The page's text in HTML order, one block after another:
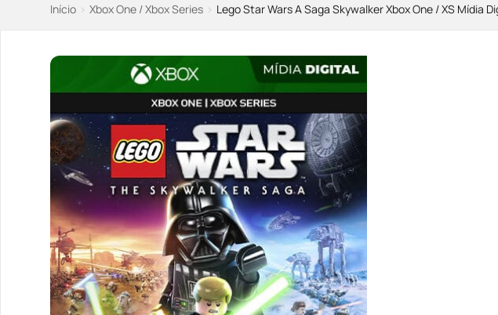
Início › Xbox One / Xbox Series › Lego Star Wars A Saga Skywalker Xbox One / XS Mídia